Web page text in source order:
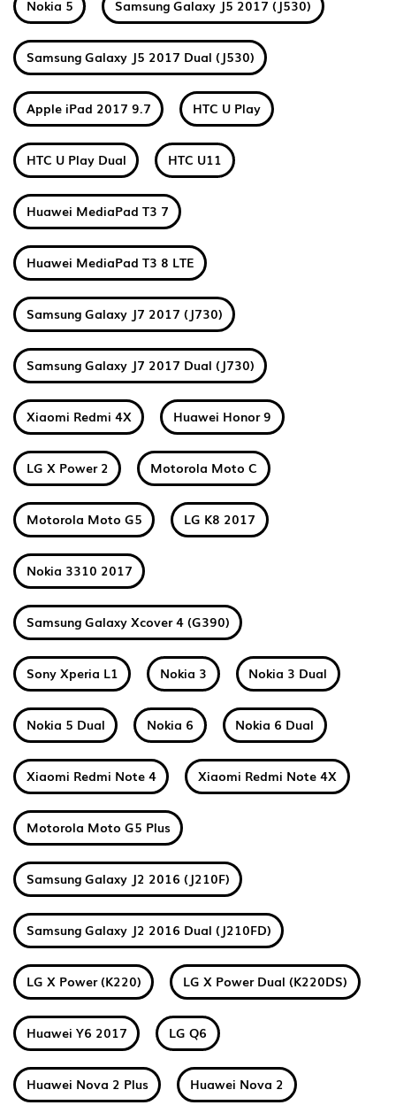
Nokia 5 Samsung Galaxy J5 2017 (J530)
Samsung Galaxy J5 2017 Dual (J530)
Apple iPad 2017 9.7 HTC U Play
HTC U Play Dual HTC U11
Huawei MediaPad T3 7
Huawei MediaPad T3 8 LTE
Samsung Galaxy J7 2017 (J730)
Samsung Galaxy J7 2017 Dual (J730)
Xiaomi Redmi 4X Huawei Honor 9
LG X Power 2 Motorola Moto C
Motorola Moto G5 LG K8 2017
Nokia 3310 2017
Samsung Galaxy Xcover 4 (G390)
Sony Xperia L1 Nokia 3 Nokia 3 Dual
Nokia 5 Dual Nokia 6 Nokia 6 Dual
Xiaomi Redmi Note 4 Xiaomi Redmi Note 4X
Motorola Moto G5 Plus
Samsung Galaxy J2 2016 (J210F)
Samsung Galaxy J2 2016 Dual (J210FD)
LG X Power (K220) LG X Power Dual (K220DS)
Huawei Y6 2017 LG Q6
Huawei Nova 2 Plus Huawei Nova 2